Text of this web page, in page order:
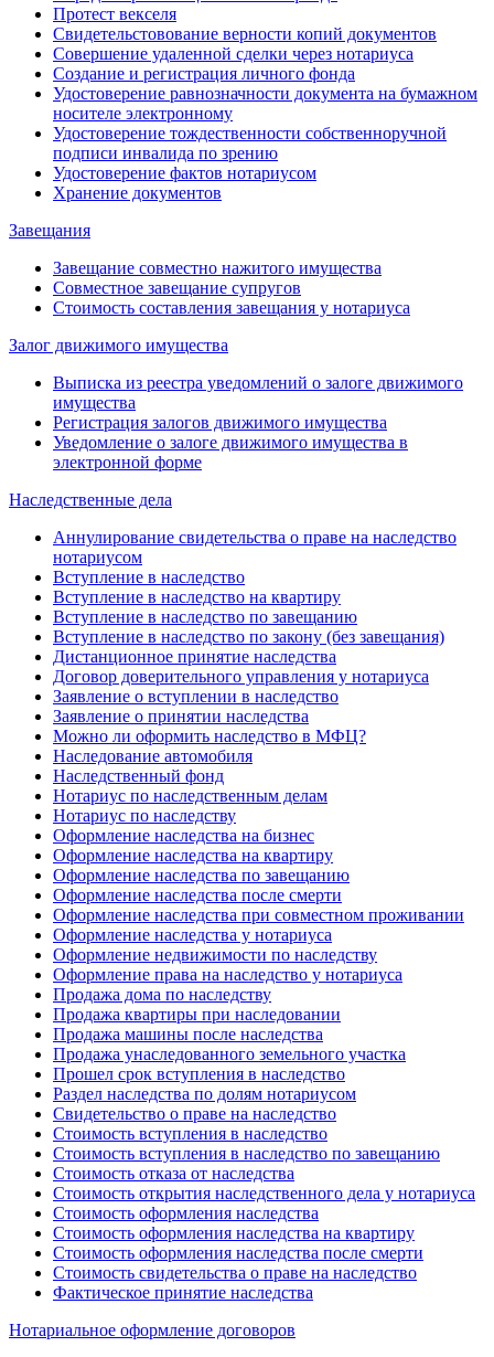
Протест векселя
Свидетельстовование верности копий документов
Совершение удаленной сделки через нотариуса
Создание и регистрация личного фонда
Удостоверение равнозначности документа на бумажном
носителе электронному
Удостоверение тождественности собственноручной
подписи инвалида по зрению
Удостоверение фактов нотариусом
Хранение документов
Завещания
Завещание совместно нажитого имущества
Совместное завещание супругов
Стоимость составления завещания у нотариуса
Залог движимого имущества
Выписка из реестра уведомлений о залоге движимого
имущества
Регистрация залогов движимого имущества
Уведомление о залоге движимого имущества в
электронной форме
Наследственные дела
Аннулирование свидетельства о праве на наследство
нотариусом
Вступление в наследство
Вступление в наследство на квартиру
Вступление в наследство по завещанию
Вступление в наследство по закону (без завещания)
Дистанционное принятие наследства
Договор доверительного управления у нотариуса
Заявление о вступлении в наследство
Заявление о принятии наследства
Можно ли оформить наследство в МФЦ?
Наследование автомобиля
Наследственный фонд
Нотариус по наследственным делам
Нотариус по наследству
Оформление наследства на бизнес
Оформление наследства на квартиру
Оформление наследства по завещанию
Оформление наследства после смерти
Оформление наследства при совместном проживании
Оформление наследства у нотариуса
Оформление недвижимости по наследству
Оформление права на наследство у нотариуса
Продажа дома по наследству
Продажа квартиры при наследовании
Продажа машины после наследства
Продажа унаследованного земельного участка
Прошел срок вступления в наследство
Раздел наследства по долям нотариусом
Свидетельство о праве на наследство
Стоимость вступления в наследство
Стоимость вступления в наследство по завещанию
Стоимость отказа от наследства
Стоимость открытия наследственного дела у нотариуса
Стоимость оформления наследства
Стоимость оформления наследства на квартиру
Стоимость оформления наследства после смерти
Стоимость свидетельства о праве на наследство
Фактическое принятие наследства
Нотариальное оформление договоров